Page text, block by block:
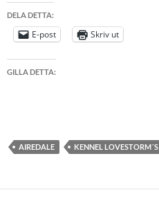
DELA DETTA:
E-post Skriv ut
GILLA DETTA:
AIREDALE KENNEL LOVESTORM´S